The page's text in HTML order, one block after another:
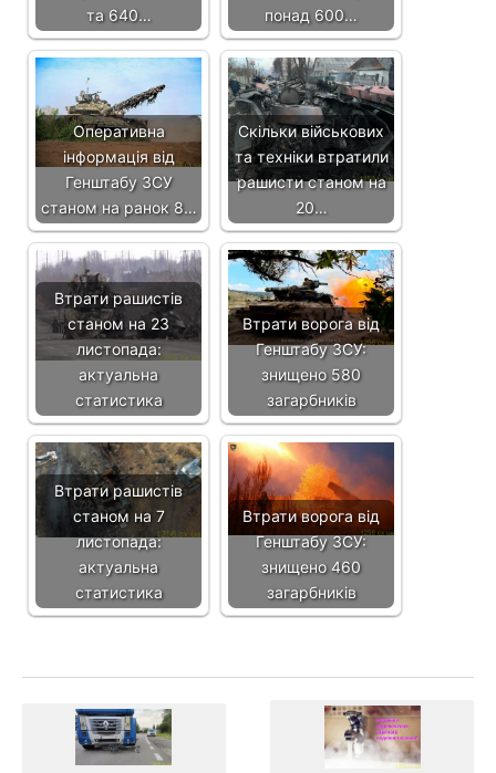
та 640…
понад 600…
Оперативна
інформація від
Генштабу ЗСУ
станом на ранок 8…
Скільки військових
та техніки втратили
рашисти станом на
20…
Втрати рашистів
станом на 23
листопада:
актуальна
статистика
Втрати ворога від
Генштабу ЗСУ:
знищено 580
загарбників
Втрати рашистів
станом на 7
листопада:
актуальна
статистика
Втрати ворога від
Генштабу ЗСУ:
знищено 460
загарбників